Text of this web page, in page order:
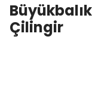
Çilingir